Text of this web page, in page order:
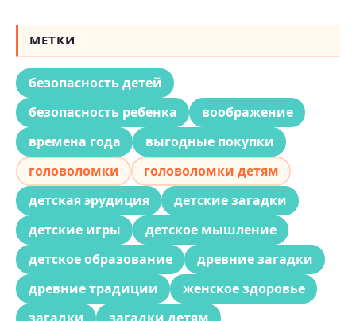
МЕТКИ
безопасность детей
безопасность ребенка
воображение
времена года
выгодные покупки
головоломки
головоломки детям
детская эрудиция
детские загадки
детские игры
детское мышление
детское образование
древние загадки
древние традиции
женское здоровье